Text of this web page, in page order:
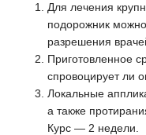
Для лечения
подорожник
разрешения
Приготовленное
спровоцирует ли
Локальные
а также
Курс — 2 недели.